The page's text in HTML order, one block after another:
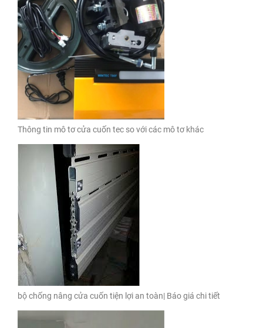
Thông tin mô tơ cửa cuốn tec so với các mô tơ khác
bộ chống nâng cửa cuốn tiện lợi an toàn| Báo giá chi tiết